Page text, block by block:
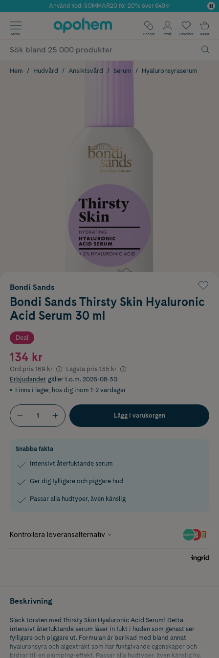
Årets Butik 2025 inom Skönhet
Använd kod: SOMMAR20 för 20% över 649kr
✓ Fri frakt
✓ Poäng på alla köp*
Meny Recept Profil Favoriter Kassa
Hem Hudvård Ansiktsvård Serum Hyaluronsyraserum
Bondi Sands
Bondi Sands Thirsty Skin Hyaluronic
Acid Serum 30 ml
Deal
134 kr
Ord.pris 169 kr Lägsta pris 135 kr
Erbjudandet gäller t.o.m. 2026-08-30
Finns i lager, hos dig inom 1-2 vardagar
Lägg i varukorgen
Snabba fakta
Intensivt återfuktande serum
Ger dig fylligare och piggare hud
Passar alla hudtyper, även känslig
Beskrivning
Släck törsten med Thirsty Skin Hyaluronic Acid Serum! Detta
intensivt återfuktande serum låser in fukt i huden som genast ser
fylligare och piggare ut. Formulan är berikad med bland annat
hyaluronsyra och algextrakt som har fuktgivande egenskaper och
bidrar till en plumping-effekt. Passar alla hudtyper, även känslig hy.